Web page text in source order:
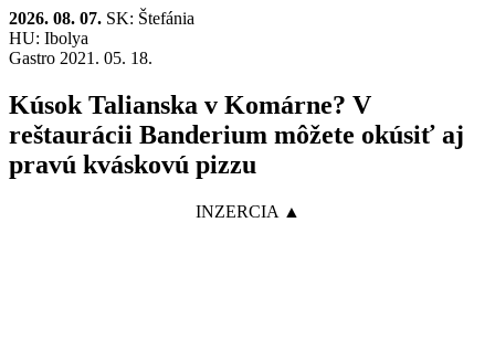
2026. 08. 07. SK: Štefánia
HU: Ibolya
Gastro 2021. 05. 18.
Kúsok Talianska v Komárne? V
reštaurácii Banderium môžete okúsiť aj
pravú kváskovú pizzu
INZERCIA ▲